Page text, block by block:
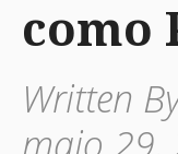
como
Written
maio 29,